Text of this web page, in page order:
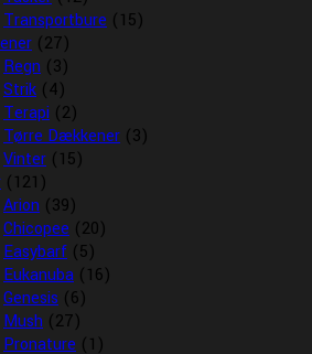
Transportbure (15)
(27)
Regn (3)
Strik (4)
Terapi (2)
Tørre Dækkener (3)
Vinter (15)
(121)
Arion (39)
Chicopee (20)
Easybarf (5)
Eukanuba (16)
Genesis (6)
Mush (27)
Pronature (1)